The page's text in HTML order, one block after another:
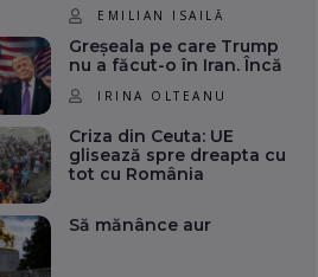
EMILIAN ISAILĂ
Greșeala pe care Trump
nu a făcut-o în Iran. Încă
IRINA OLTEANU
Criza din Ceuta: UE
glisează spre dreapta cu
tot cu România
Să mănânce aur